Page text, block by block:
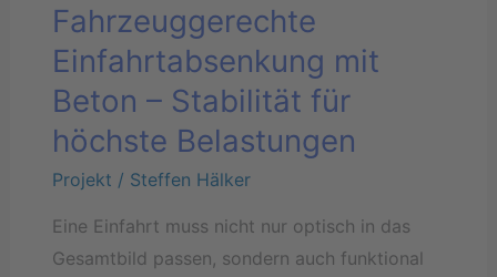
Fahrzeuggerechte
Einfahrtabsenkung mit
Beton – Stabilität für
höchste Belastungen
Projekt / Steffen Hälker
Eine Einfahrt muss nicht nur optisch in das
Gesamtbild passen, sondern auch funktional
–
Stabilität
für
höchste
Belastungen